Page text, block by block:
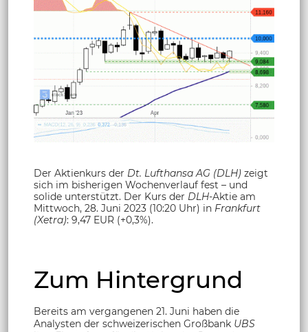
Der Aktienkurs der Dt. Lufthansa AG (DLH) zeigt
sich im bisherigen Wochenverlauf fest – und
solide unterstützt. Der Kurs der DLH-Aktie am
Mittwoch, 28. Juni 2023 (10:20 Uhr) in Frankfurt
(Xetra): 9,47 EUR (+0,3%).
Zum Hintergrund
Bereits am vergangenen 21. Juni haben die
Analysten der schweizerischen Großbank UBS